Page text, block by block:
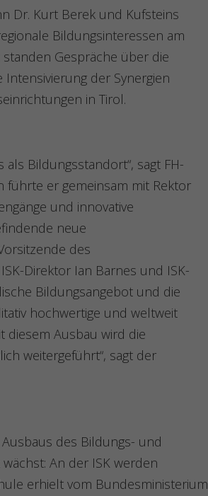
Dr. Kurt Berek und Kufsteins
Bildungsinteressen am
Gespräche über die
der Synergien
in Tirol.
Bildungsstandort“, sagt FH-
führte er gemeinsam mit Rektor
und innovative
neue
des
Direktor Ian Barnes und ISK-
Bildungsangebot und die
hochwertige und weltweit
diesem Ausbau wird die
weitergeführt“, sagt der
des Bildungs- und
An der ISK werden
erhielt vom Bundesministerium